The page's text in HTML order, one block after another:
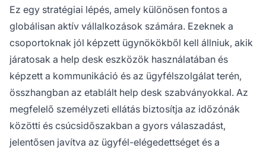
Ez egy stratégiai lépés, amely különösen fontos a
globálisan aktív vállalkozások számára. Ezeknek a
csoportoknak jól képzett ügynökökből kell állniuk, akik
járatosak a help desk eszközök használatában és
képzett a kommunikáció és az ügyfélszolgálat terén,
összhangban az etablált help desk szabványokkal. Az
megfelelő személyzeti ellátás biztosítja az időzónák
közötti és csúcsidőszakban a gyors válaszadást,
jelentősen javítva az ügyfél-elégedettséget és a